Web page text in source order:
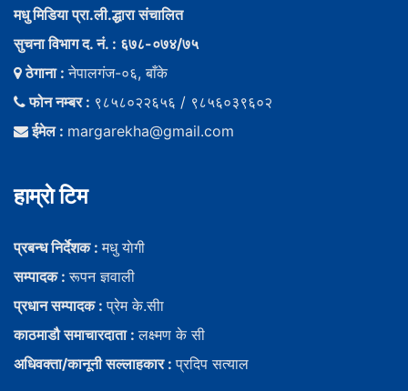
मधु मिडिया प्रा.ली.द्धारा संचालित
सुचना विभाग द. नं. : ६७८-०७४/७५
ठेगाना :नेपालगंज-०६, बाँके
फोन नम्बर : ९८५८०२२६५६ / ९८५६०३९६०२
ईमेल : margarekha@gmail.com
हाम्राे टिम
प्रबन्ध निर्देशक :मधु याेगी
सम्पादक :रूपन ज्ञवाली
प्रधान सम्पादक :प्रेम के.सीा
काठमाडौ समाचारदाता :लक्ष्मण के सी
अधिवक्ता/कानूनी सल्लाहकार :प्रदिप सत्याल